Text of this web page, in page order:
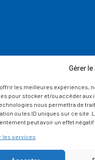
Gérer
les meilleures expériences,
pour stocker et/ou accéder aux
nous permettra de
ou les ID uniques sur ce site.
peut avoir un effet
les services